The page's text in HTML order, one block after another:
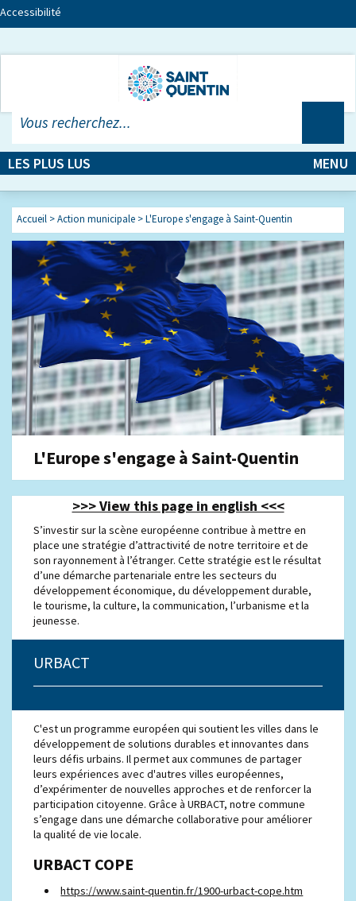
Accessibilité
LES PLUS LUS MENU
Accueil >Action municipale >L'Europe s'engage à Saint-Quentin
L'Europe s'engage à Saint-Quentin
>>> View this page in english <<<
S’investir sur la scène européenne contribue à mettre en
place une stratégie d’attractivité de notre territoire et de
son rayonnement à l’étranger. Cette stratégie est le résultat
d’une démarche partenariale entre les secteurs du
développement économique, du développement durable,
le tourisme, la culture, la communication, l’urbanisme et la
jeunesse.
URBACT
C'est un programme européen qui soutient les villes dans le
développement de solutions durables et innovantes dans
leurs défis urbains. Il permet aux communes de partager
leurs expériences avec d'autres villes européennes,
d’expérimenter de nouvelles approches et de renforcer la
participation citoyenne. Grâce à URBACT, notre commune
s’engage dans une démarche collaborative pour améliorer
la qualité de vie locale.
URBACT COPE
https://www.saint-quentin.fr/1900-urbact-cope.htm